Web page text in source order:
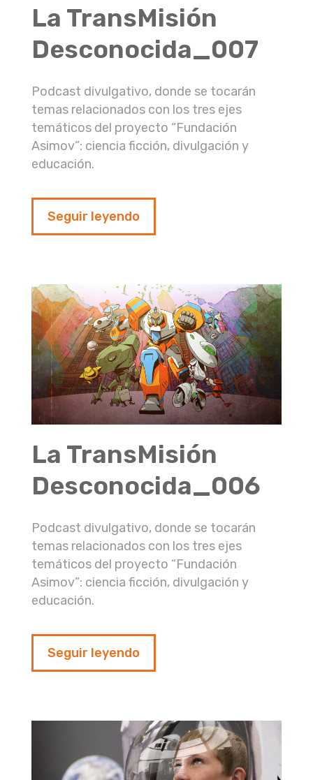
La TransMisión
Desconocida_007
Podcast divulgativo, donde se tocarán
temas relacionados con los tres ejes
temáticos del proyecto “Fundación
Asimov”: ciencia ficción, divulgación y
educación.
Seguir leyendo
La TransMisión
Desconocida_006
Podcast divulgativo, donde se tocarán
temas relacionados con los tres ejes
temáticos del proyecto “Fundación
Asimov”: ciencia ficción, divulgación y
educación.
Seguir leyendo